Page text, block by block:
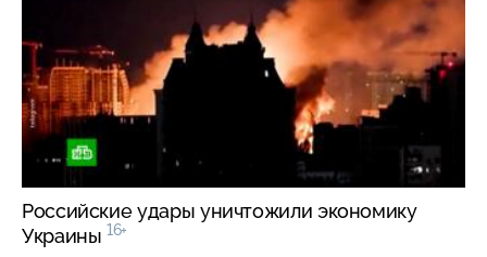
Российские удары уничтожили экономику
Украины 16+